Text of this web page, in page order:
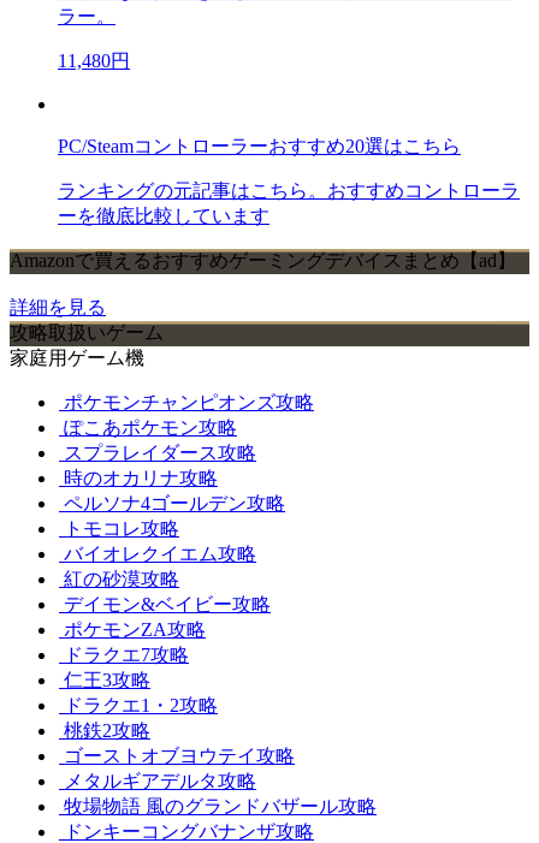
ラー。
11,480円
PC/Steamコントローラーおすすめ20選はこちら
ランキングの元記事はこちら。おすすめコントローラ
ーを徹底比較しています
Amazonで買えるおすすめゲーミングデバイスまとめ【ad】
詳細を見る
攻略取扱いゲーム
家庭用ゲーム機
ポケモンチャンピオンズ攻略
ぽこあポケモン攻略
スプラレイダース攻略
時のオカリナ攻略
ペルソナ4ゴールデン攻略
トモコレ攻略
バイオレクイエム攻略
紅の砂漠攻略
デイモン&ベイビー攻略
ポケモンZA攻略
ドラクエ7攻略
仁王3攻略
ドラクエ1・2攻略
桃鉄2攻略
ゴーストオブヨウテイ攻略
メタルギアデルタ攻略
牧場物語 風のグランドバザール攻略
ドンキーコングバナンザ攻略